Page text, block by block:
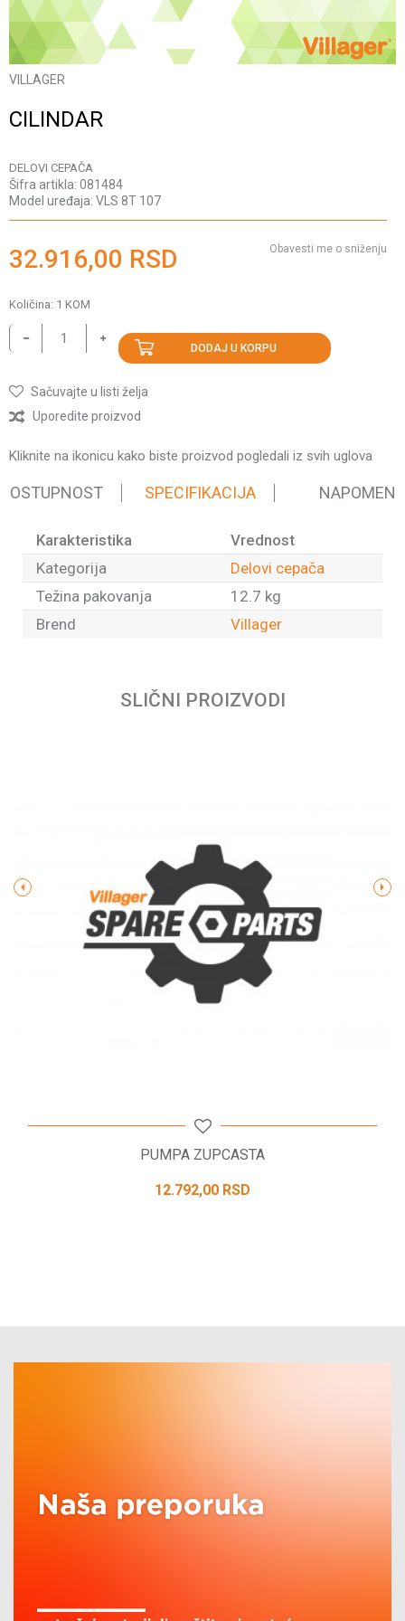
VILLAGER
CILINDAR
DELOVI CEPAČA
Šifra artikla: 081484
Model uređaja: VLS 8T 107
32.916,00 RSD Obavesti me o sniženju
Količina: 1 KOM
DODAJ U KORPU
Sačuvajte u listi želja
Uporedite proizvod
Kliknite na ikonicu kako biste proizvod pogledali iz svih uglova
SPECIFIKACIJA NAPOMENA
Karakteristika
Vrednost
Kategorija
Delovi cepača
Težina pakovanja
12.7 kg
Brend
Villager
POŠALJI
SLIČNI PROIZVODI
PUMPA ZUPCASTA
12.792,00 RSD